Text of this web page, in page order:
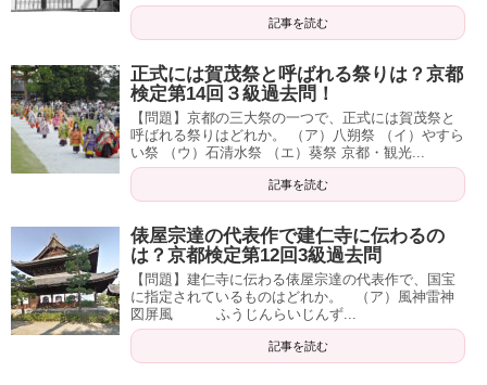
記事を読む
正式には賀茂祭と呼ばれる祭りは？京都
検定第14回３級過去問！
【問題】京都の三大祭の一つで、正式には賀茂祭と
呼ばれる祭りはどれか。 （ア）八朔祭 （イ）やすら
い祭 （ウ）石清水祭 （エ）葵祭 京都・観光...
記事を読む
俵屋宗達の代表作で建仁寺に伝わるの
は？京都検定第12回3級過去問
【問題】建仁寺に伝わる俵屋宗達の代表作で、国宝
に指定されているものはどれか。 （ア）風神雷神
図屏風 ふうじんらいじんず...
記事を読む